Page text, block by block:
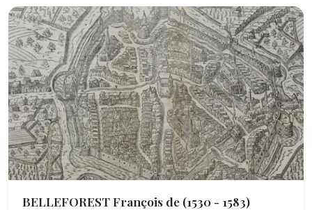
BELLEFOREST François de (1530 - 1583)